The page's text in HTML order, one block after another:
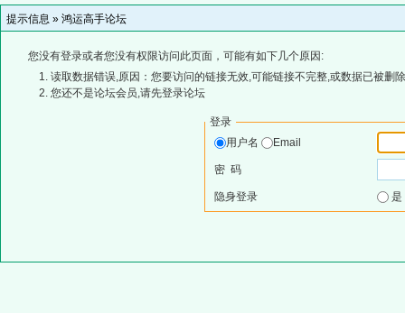
提示信息 » 鸿运高手论坛
您没有登录或者您没有权限访问此页面，可能有如下几个原因:
读取数据错误,原因：您要访问的链接无效,可能链接不完整,或数据已被删
您还不是论坛会员,请先登录论坛
登录
用户名
Email
密 码
隐身登录